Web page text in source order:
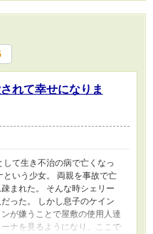
れて幸せになりま
して生き不治の病で亡くなっ
いう少女。 両親を事故で亡
まれた。 そんな時シェリー
った。 しかし息子のケイン
が嫌うことで屋敷の使用人達
ナを見るようになり、ここで